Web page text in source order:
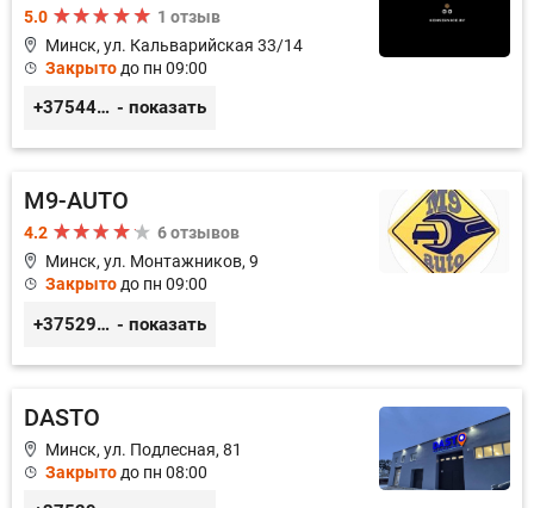
5.0
1 отзыв
Минск, ул. Кальварийская 33/14
Закрыто до пн 09:00
+375444649592 - показать
M9-AUTO
4.2
6 отзывов
Минск, ул. Монтажников, 9
Закрыто до пн 09:00
+375299395764 - показать
DASTO
Минск, ул. Подлесная, 81
Закрыто до пн 08:00